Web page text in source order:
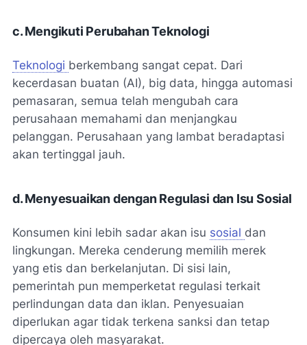
c. Mengikuti Perubahan Teknologi
Teknologi berkembang sangat cepat. Dari
kecerdasan buatan (AI), big data, hingga automasi
pemasaran, semua telah mengubah cara
perusahaan memahami dan menjangkau
pelanggan. Perusahaan yang lambat beradaptasi
akan tertinggal jauh.
d. Menyesuaikan dengan Regulasi dan Isu Sosial
Konsumen kini lebih sadar akan isu sosial dan
lingkungan. Mereka cenderung memilih merek
yang etis dan berkelanjutan. Di sisi lain,
pemerintah pun memperketat regulasi terkait
perlindungan data dan iklan. Penyesuaian
diperlukan agar tidak terkena sanksi dan tetap
dipercaya oleh masyarakat.